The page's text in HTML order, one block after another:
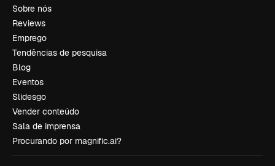
Sobre nós
Reviews
Emprego
Tendências de pesquisa
Blog
Eventos
Slidesgo
Vender conteúdo
Sala de imprensa
Procurando por magnific.ai?